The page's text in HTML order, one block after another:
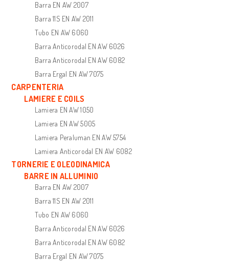
Barra EN AW 2007
Barra 11S EN AW 2011
Tubo EN AW 6060
Barra Anticorodal EN AW 6026
Barra Anticorodal EN AW 6082
Barra Ergal EN AW 7075
CARPENTERIA
LAMIERE E COILS
Lamiera EN AW 1050
Lamiera EN AW 5005
Lamiera Peraluman EN AW 5754
Lamiera Anticorodal EN AW 6082
TORNERIE E OLEODINAMICA
BARRE IN ALLUMINIO
Barra EN AW 2007
Barra 11S EN AW 2011
Tubo EN AW 6060
Barra Anticorodal EN AW 6026
Barra Anticorodal EN AW 6082
Barra Ergal EN AW 7075